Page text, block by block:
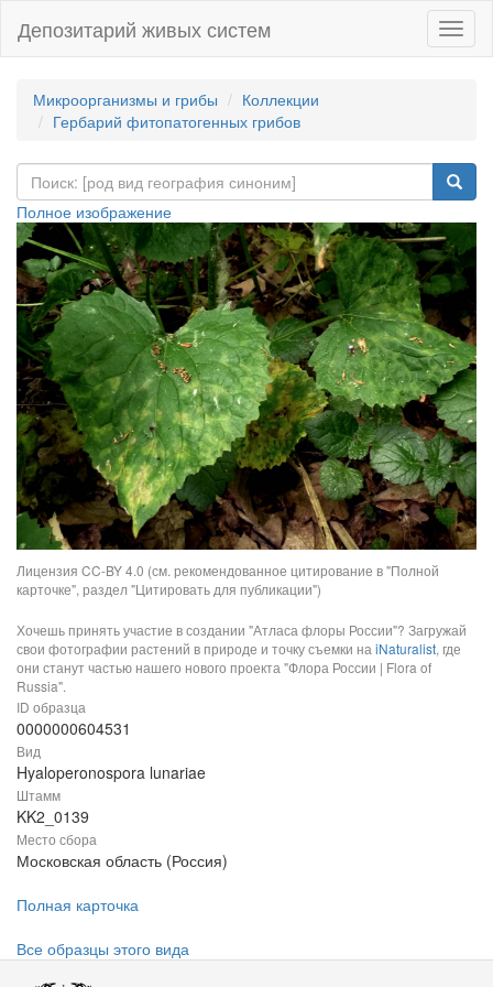
Депозитарий живых систем
Микроорганизмы и грибы
Коллекции
Гербарий фитопатогенных грибов
Полное изображение
Лицензия CC-BY 4.0 (см. рекомендованное цитирование в "Полной
карточке", раздел "Цитировать для публикации")
Хочешь принять участие в создании "Атласа флоры России"? Загружай
свои фотографии растений в природе и точку съемки на iNaturalist, где
они станут частью нашего нового проекта "Флора России | Flora of
Russia".
ID образца
0000000604531
Вид
Hyaloperonospora lunariae
Штамм
KK2_0139
Место сбора
Московская область (Россия)
Полная карточка
Все образцы этого вида